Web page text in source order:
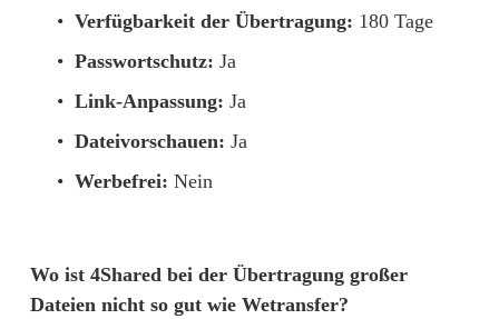
Verfügbarkeit der Übertragung: 180 Tage
Passwortschutz: Ja
Link-Anpassung: Ja
Dateivorschauen: Ja
Werbefrei: Nein
Wo ist 4Shared bei der Übertragung großer
Dateien nicht so gut wie Wetransfer?